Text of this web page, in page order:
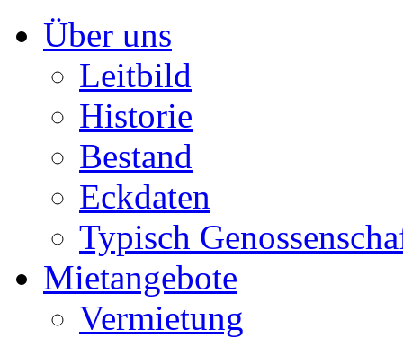
Über uns
Leitbild
Historie
Bestand
Eckdaten
Typisch
Mietangebote
Vermietung